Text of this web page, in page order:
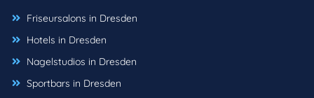
Friseursalons in Dresden
Hotels in Dresden
Nagelstudios in Dresden
Sportbars in Dresden